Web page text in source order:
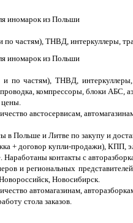
иномарок из Польши
по частям), ТНВД, интеркуллеры,
иномарок из Польши
и по частям), ТНВД,
компрессоры, блоки АБС,
цены.
австосервисам,
в Польше и Литве по закупу и
+ договор купли-продажи), КПП,
Наработаны контакты с
и региональных
Новосибирск.
автомагазинам,
стола заказов.